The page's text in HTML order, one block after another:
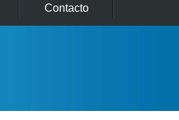
Contacto